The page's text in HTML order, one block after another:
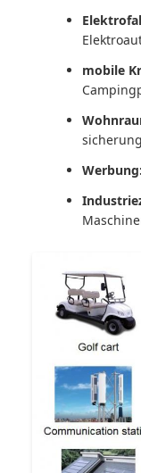
mobile
Werbung: